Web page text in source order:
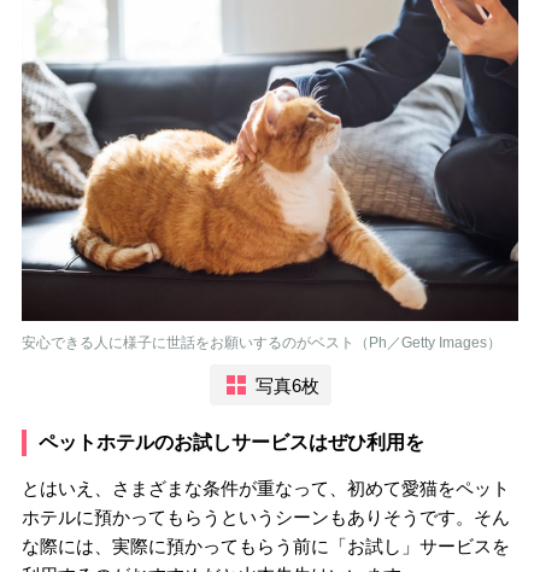
安心できる人に様子に世話をお願いするのがベスト（Ph／Getty Images）
写真6枚
ペットホテルのお試しサービスはぜひ利用を
とはいえ、さまざまな条件が重なって、初めて愛猫をペット
ホテルに預かってもらうというシーンもありそうです。そん
な際には、実際に預かってもらう前に「お試し」サービスを